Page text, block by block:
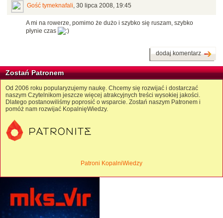
Gość tymeknafali, 30 lipca 2008, 19:45
A mi na rowerze, pomimo że dużo i szybko się ruszam, szybko
płynie czas
dodaj komentarz
Zostań Patronem
Od 2006 roku popularyzujemy naukę. Chcemy się rozwijać i dostarczać
naszym Czytelnikom jeszcze więcej atrakcyjnych treści wysokiej jakości.
Dlatego postanowiliśmy poprosić o wsparcie. Zostań naszym Patronem i
pomóż nam rozwijać KopalnięWiedzy.
Patroni KopalniWiedzy